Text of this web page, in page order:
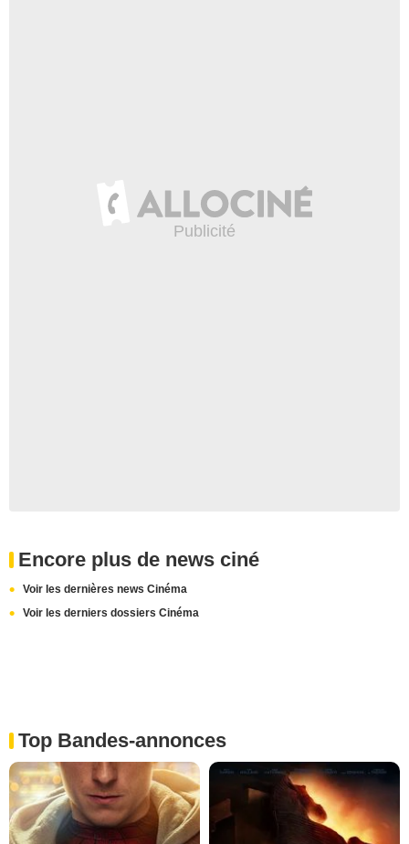
Encore plus de news ciné
Voir les dernières news Cinéma
Voir les derniers dossiers Cinéma
Top Bandes-annonces